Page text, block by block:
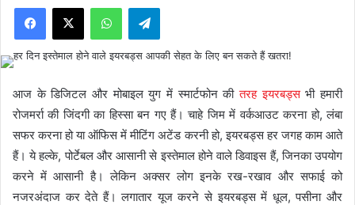
Facebook
X WhatsAppTelegram
आज के डिजिटल और मोबाइल युग में स्मार्टफोन कीतरह इयरबड्सभी हमारी
रोजमर्रा की जिंदगी का हिस्सा बन गए हैं। चाहे जिम में वर्कआउट करना हो, लंबा
सफर करना हो या ऑफिस में मीटिंग अटेंड करनी हो, इयरबड्स हर जगह काम आते
हैं। ये हल्के, पोर्टेबल और आसानी से इस्तेमाल होने वाले डिवाइस हैं, जिनका उपयोग
करने में आसानी है। लेकिन अक्सर लोग इनके रख-रखाव और सफाई को
नजरअंदाज कर देते हैं। लगातार यूज करने से इयरबड्स में धूल, पसीना और